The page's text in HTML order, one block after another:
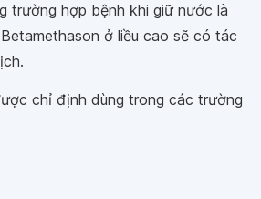
trường hợp bệnh khi giữ nước là
ở liều cao sẽ có tác
chỉ định dùng trong các trường